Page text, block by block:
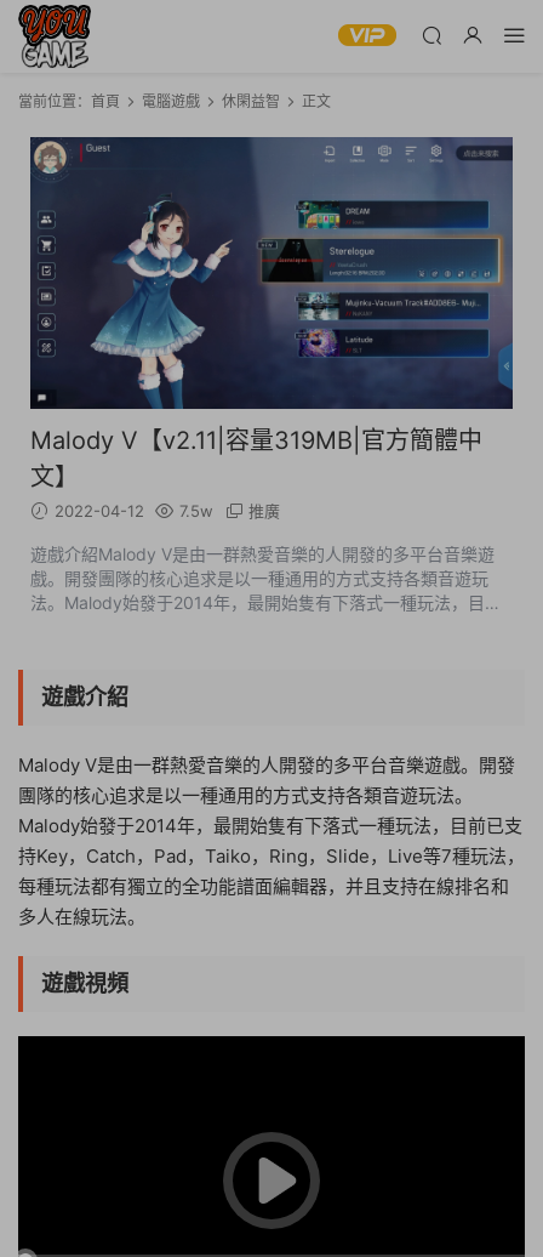
當前位置： 首頁 電腦遊戲 休閑益智 正文
Malody V【v2.11|容量319MB|官方簡體中
文】
2022-04-12 7.5w 推廣
遊戲介紹Malody V是由一群熱愛音樂的人開發的多平台音樂遊
戲。開發團隊的核心追求是以一種通用的方式支持各類音遊玩
法。Malody始發于2014年，最開始隻有下落式一種玩法，目前
遊戲介紹
Malody V是由一群熱愛音樂的人開發的多平台音樂遊戲。開發
團隊的核心追求是以一種通用的方式支持各類音遊玩法。
Malody始發于2014年，最開始隻有下落式一種玩法，目前已支
持Key，Catch，Pad，Taiko，Ring，Slide，Live等7種玩法，
每種玩法都有獨立的全功能譜面編輯器，并且支持在線排名和
多人在線玩法。
遊戲視頻